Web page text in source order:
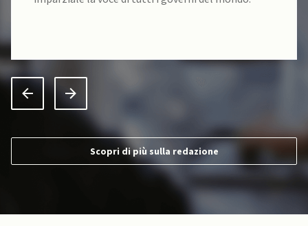
Scopri di più sulla redazione